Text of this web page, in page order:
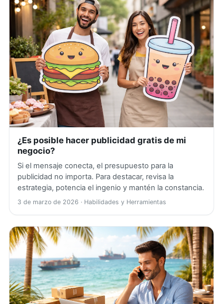
¿Es posible hacer publicidad gratis de mi
negocio?
Si el mensaje conecta, el presupuesto para la
publicidad no importa. Para destacar, revisa la
estrategia, potencia el ingenio y mantén la constancia.
3 de marzo de 2026 · Habilidades y Herramientas